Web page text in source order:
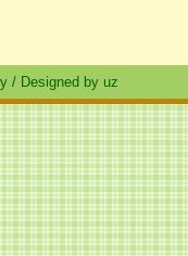
/ Designed by uz